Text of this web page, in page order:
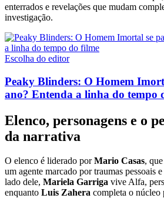
enterrados e revelações que mudam
investigação.
Escolha do editor
Peaky Blinders: O Homem
ano? Entenda a linha do tempo
Elenco, personagens e o
da narrativa
O elenco é liderado porMario Casas,
um agente marcado por traumas pessoais
lado dele, Mariela Garriga vive Alfa,
enquanto Luis Zahera completa o núcleo